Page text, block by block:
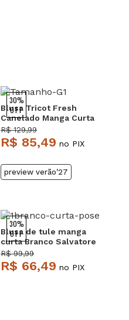
30%
OFF
Blusa Tricot Fresh
Canelado Manga Curta
Rosa Salvatore
R$ 129,99
R$ 85,49 no PIX
preview verão'27
30%
OFF
Blusa de tule manga
curta Branco Salvatore
R$ 99,99
R$ 66,49 no PIX